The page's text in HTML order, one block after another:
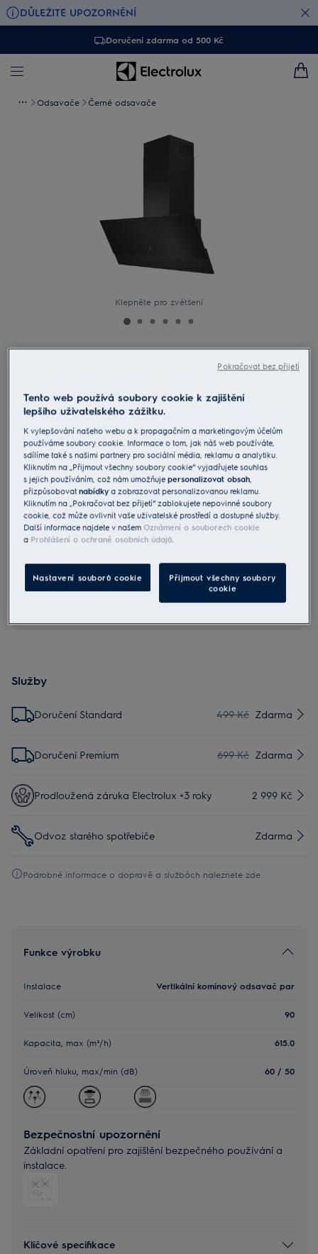
DŮLEŽITÉ UPOZORNĚNÍ
Doručení zdarma od 500 Kč
Odsavače Černé odsavače
Klepněte pro zvětšení
Vertikální komínový odsavač par
série 700 Hob2Hood
4.8 (1183)
Informační list výrobku
Benefity
Tiché odsávání pachů, aby v kuchyni byl po vaření příjemný vzduch.
Funkce Breeze v tichosti osvěží vzduch po vaření.
Hob2Hood® přizpůsobuje digestoř podle nastavení na varné desce.
Bezpečnostní pokyny a bezpečnostní upozornění podle
nařízení EU 2023/988 jsou uvedeny v kapitole 1 a 2
Služby
Doručení Standard 499 Kč Zdarma
Doručení Premium 699 Kč Zdarma
Prodloužená záruka Electrolux +3 roky 2 999 Kč
Odvoz starého spotřebiče Zdarma
Podrobné informace o dopravě a službách naleznete zde
Funkce výrobku
Instalace Vertikální komínový odsavač par
Velikost (cm) 90
Kapacita, max (m³/h) 615.0
Úroveň hluku, max/min (dB) 60 / 50
Bezpečnostní upozornění
Základní opatření pro zajištění bezpečného používání a
instalace.
Klíčové specifikace
Tento web používá soubory cookie k zajištění
lepšího uživatelského zážitku.
K vylepšování našeho webu a k propagačním a marketingovým účelům
používáme soubory cookie. Informace o tom, jak náš web používáte,
sdílíme také s našimi partnery pro sociální média, reklamu a analytiku.
Kliknutím na „Přijmout všechny soubory cookie“ vyjadřujete souhlas
s jejich používáním, což nám umožňujepersonalizovat obsah
přizpůsobovatnabídky a zobrazovat personalizovanou reklamu.
Kliknutím na „Pokračovat bez přijetí“ zablokujete nepovinné soubory
cookie, což může ovlivnit vaše uživatelské prostředí a dostupné služby.
Další informace najdete v našemOznámení o souborech cookie
a Prohlášení o ochraně osobních údajů
Nastavení souborů cookie
Přijmout všechny soubory
cookie
Pokračovat bez přijetí